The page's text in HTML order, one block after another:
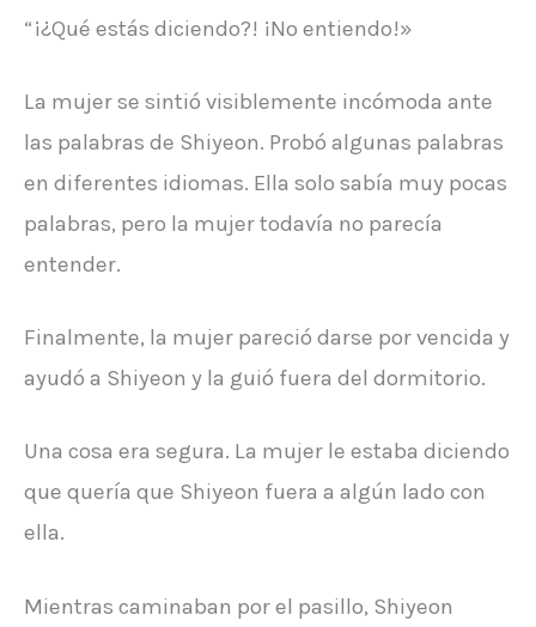
“¡¿Qué estás diciendo?! ¡No entiendo!»
La mujer se sintió visiblemente incómoda ante
las palabras de Shiyeon. Probó algunas palabras
en diferentes idiomas. Ella solo sabía muy pocas
palabras, pero la mujer todavía no parecía
entender.
Finalmente, la mujer pareció darse por vencida y
ayudó a Shiyeon y la guió fuera del dormitorio.
Una cosa era segura. La mujer le estaba diciendo
que quería que Shiyeon fuera a algún lado con
ella.
Mientras caminaban por el pasillo, Shiyeon